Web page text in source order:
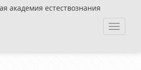
академия естествознания
Toggle